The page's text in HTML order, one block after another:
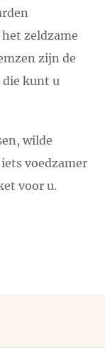
zeldzame
zijn de
die kunt u
wilde
voedzamer
voor u.